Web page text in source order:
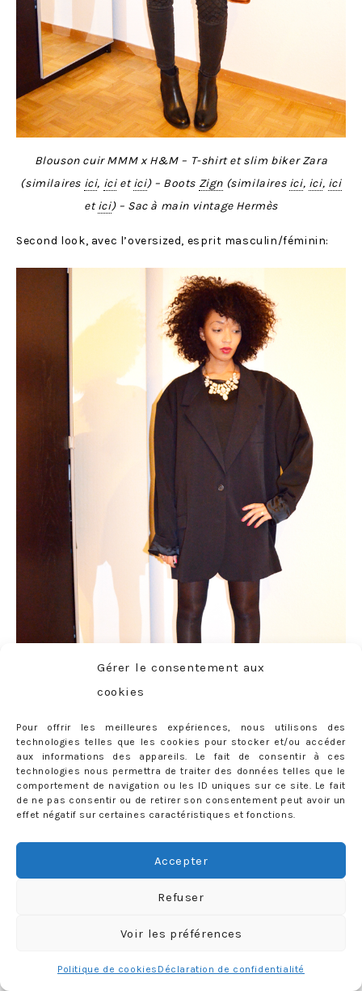
Gérer le consentement aux
cookies
Pour offrir les meilleures expériences, nous utilisons des
technologies telles que les cookies pour stocker et/ou accéder
aux informations des appareils. Le fait de consentir à ces
technologies nous permettra de traiter des données telles que le
comportement de navigation ou les ID uniques sur ce site. Le fait
de ne pas consentir ou de retirer son consentement peut avoir un
effet négatif sur certaines caractéristiques et fonctions.
Accepter
Refuser
Voir les préférences
Politique de cookies Déclaration de confidentialité
Blouson cuir MMM x H&M – T-shirt et slim biker Zara
(similaires ici, icietici) – Boots Zign (similaires ici, ici, ici
etici) – Sac à main vintage Hermès
Second look, avec l’oversized, esprit masculin/féminin: